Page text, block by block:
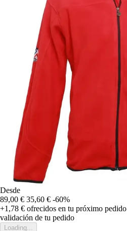
Desde
89,00 € 35,60 € -60%
+1,78 € ofrecidos en tu próximo pedido
validación de tu pedido
Loading...